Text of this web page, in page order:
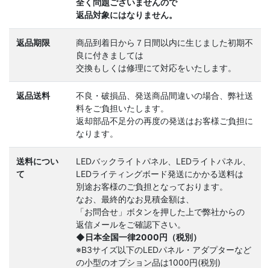
全く問題ございませんので
返品対象にはなりません。
返品期限
商品到着日から７日間以内に生じました初期不
良に付きましては
交換もしくは修理にて対応をいたします。
返品送料
不良・破損品、発送商品間違いの場合、弊社送
料をご負担いたします。
返却部品不足分の再度の発送はお客様ご負担に
なります。
送料につい
て
LEDバックライトパネル、LEDライトパネル、
LEDライティングボード発送にかかる送料は
別途お客様のご負担となっております。
なお、最終的なお見積金額は、
「お問合せ」ボタンを押した上で弊社からの
返信メールをご確認下さい。
◆日本全国一律2000円（税別）
※B3サイズ以下のLEDパネル・アダプターなど
の小型のオプション品は1000円(税別)